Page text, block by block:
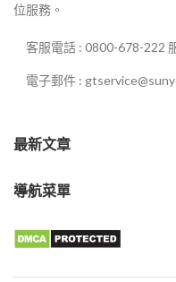
位服務。
客服電話 : 0800-678-222
電子郵件 :
最新文章
導航菜單